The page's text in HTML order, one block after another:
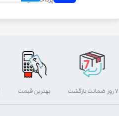
بهترین قیمت ۷ روز ضمانت بازگشت